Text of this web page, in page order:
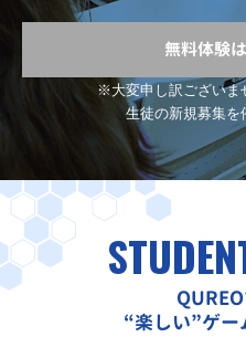
無料体験
※大変申し訳ございま
生徒の新規募集を
“楽しい”ゲー